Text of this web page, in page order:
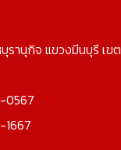
รานุกิจ แขวงมีนบุรี เข
0567
1667